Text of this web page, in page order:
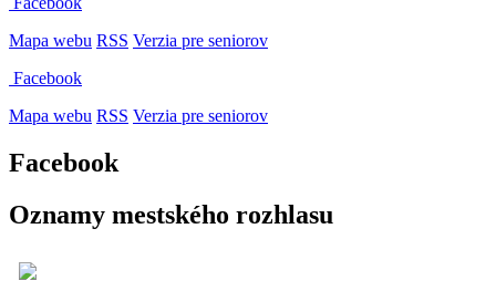
Mapa webu RSS Verzia pre seniorov
Facebook
Mapa webu RSS Verzia pre seniorov
Facebook
Oznamy mestského rozhlasu